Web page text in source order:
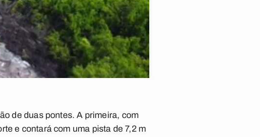
de duas pontes. A primeira, com
e contará com uma pista de 7,2 m